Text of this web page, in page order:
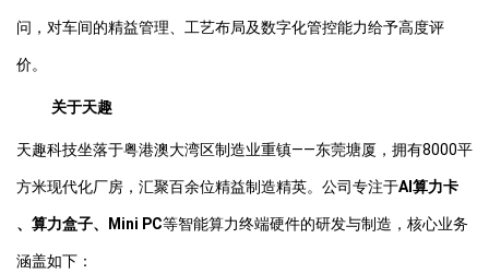
问，对车间的精益管理、工艺布局及数字化管控能力给予高度评
价。
关于天趣
天趣科技坐落于粤港澳大湾区制造业重镇——东莞塘厦，拥有8000平
方米现代化厂房，汇聚百余位精益制造精英。公司专注于AI算力卡
、算力盒子、Mini PC等智能算力终端硬件的研发与制造，核心业务
涵盖如下：